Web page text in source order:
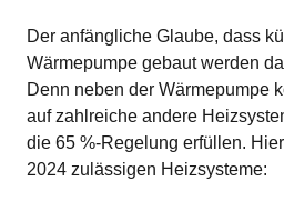
Der anfängliche Glaube, dass
Wärmepumpe gebaut werden
Denn neben der Wärmepumpe
auf zahlreiche andere
die 65 %-Regelung erfüllen.
2024 zulässigen Heizsysteme: